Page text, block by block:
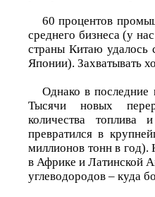
60 процентов
среднего бизнеса (у
страны Китаю удалось
Японии). Захватывать
Однако в
Тысячи новых
количества топлива
превратился в
миллионов тонн в год).
в Африке и Латинской
углеводородов – куда